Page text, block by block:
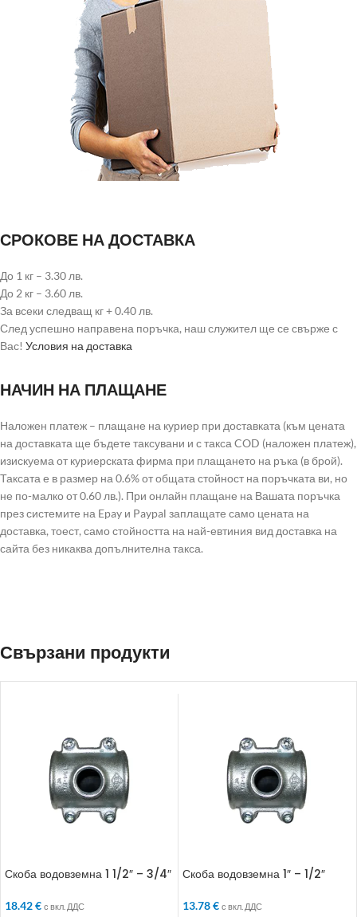
СРОКОВЕ НА ДОСТАВКА
До 1 кг – 3.30 лв.
До 2 кг – 3.60 лв.
За всеки следващ кг + 0.40 лв.
След успешно направена поръчка, наш служител ще се свърже с
Вас! Условия на доставка
НАЧИН НА ПЛАЩАНЕ
Наложен платеж – плащане на куриер при доставката (към цената
на доставката ще бъдете таксувани и с такса COD (наложен платеж),
изискуема от куриерската фирма при плащането на ръка (в брой).
Таксата е в размер на 0.6% от общата стойност на поръчката ви, но
не по-малко от 0.60 лв.). При онлайн плащане на Вашата поръчка
през системите на Epay и Paypal заплащате само цената на
доставка, тоест, само стойността на най-евтиния вид доставка на
сайта без никаква допълнителна такса.
Свързани продукти
Скоба водовземна 1 1/2″ – 3/4″
18.42€ с вкл. ДДС
Скоба водовземна 1″ – 1/2″
13.78€ с вкл. ДДС